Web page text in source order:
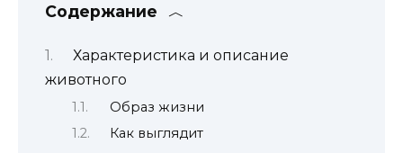
Содержание
Характеристика и описание
животного
Образ жизни
Как выглядит